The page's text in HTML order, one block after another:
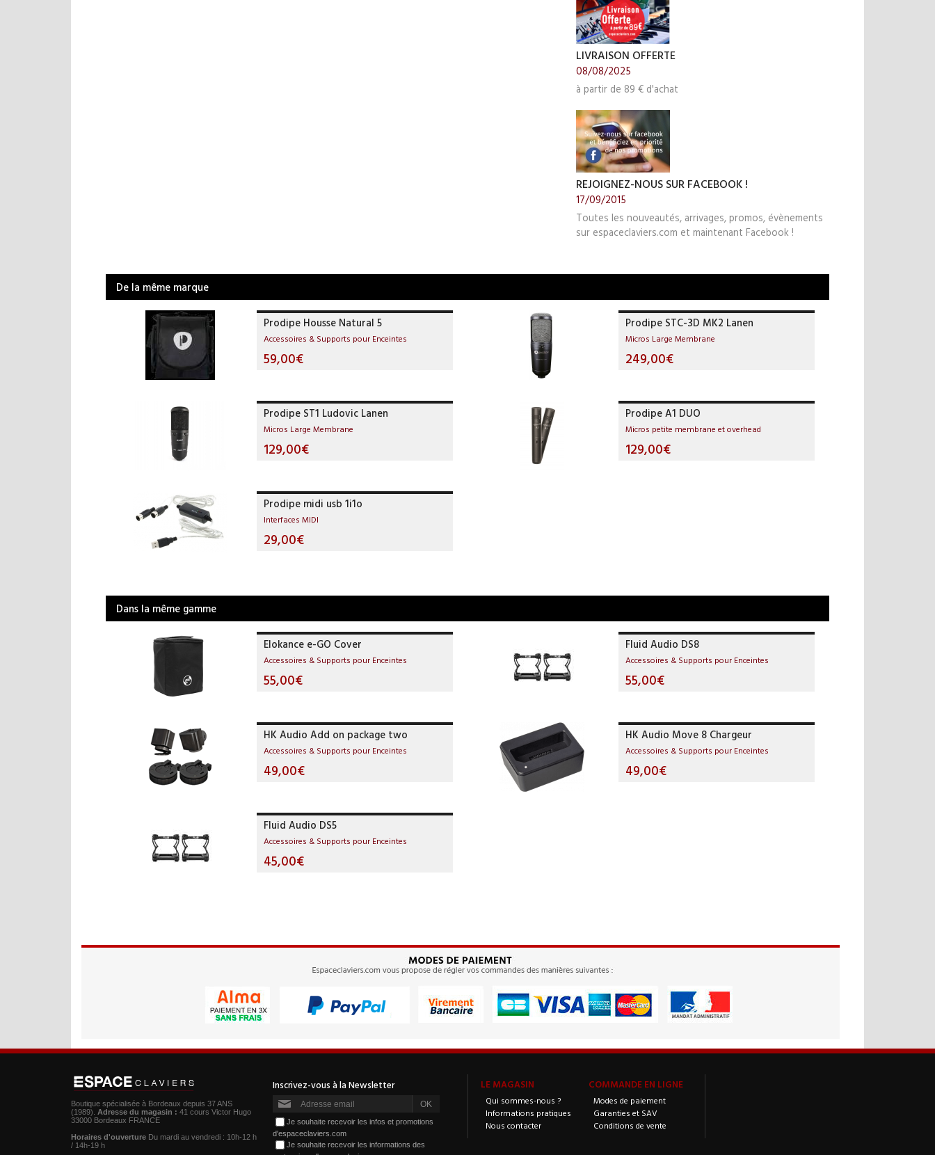
LIVRAISON OFFERTE
08/08/2025
à partir de 89 € d'achat
REJOIGNEZ-NOUS SUR FACEBOOK !
17/09/2015
Toutes les nouveautés, arrivages, promos, évènements
sur espaceclaviers.com et maintenant Facebook !
De la même marque
Prodipe Housse Natural 5
Accessoires & Supports pour Enceintes
59,00€
Prodipe STC-3D MK2 Lanen
Micros Large Membrane
249,00€
Prodipe ST1 Ludovic Lanen
Micros Large Membrane
129,00€
Prodipe A1 DUO
Micros petite membrane et overhead
129,00€
Prodipe midi usb 1i1o
Interfaces MIDI
29,00€
Dans la même gamme
Elokance e-GO Cover
Accessoires & Supports pour Enceintes
55,00€
Fluid Audio DS8
Accessoires & Supports pour Enceintes
55,00€
HK Audio Add on package two
Accessoires & Supports pour Enceintes
49,00€
HK Audio Move 8 Chargeur
Accessoires & Supports pour Enceintes
49,00€
Fluid Audio DS5
Accessoires & Supports pour Enceintes
45,00€
LE MAGASIN
Qui sommes-nous ?
Informations pratiques
Nous contacter
COMMANDE EN LIGNE
Modes de paiement
Garanties et SAV
Conditions de vente
Boutique spécialisée à Bordeaux depuis 37 ANS
(1989). Adresse du magasin : 41 cours Victor Hugo
33000 Bordeaux FRANCE
Horaires d'ouverture Du mardi au vendredi : 10h-12 h
/ 14h-19 h
Je souhaite recevoir les infos et promotions
d'espaceclaviers.com
Je souhaite recevoir les informations des